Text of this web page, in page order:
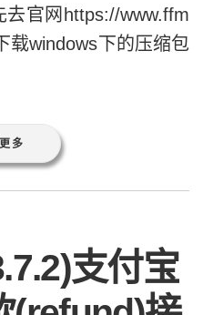
官网https://www.ffm
载windows下的压缩包
多
支付宝